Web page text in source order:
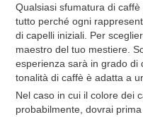
Qualsiasi sfumatura di
tutto perché ogni
di capelli iniziali. Per
maestro del tuo mestiere.
esperienza sarà in grado di
tonalità di caffè è adatta a
Nel caso in cui il colore dei
probabilmente, dovrai